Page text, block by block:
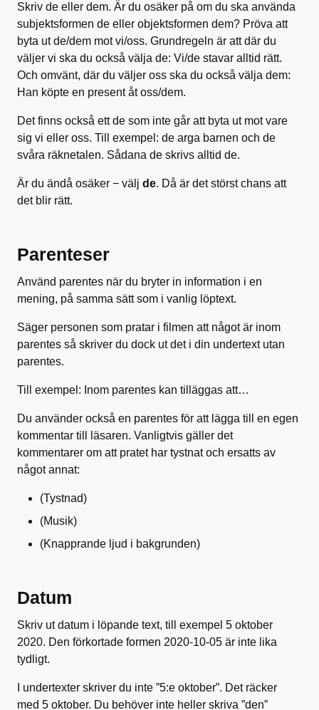
Skriv de eller dem. Är du osäker på om du ska använda
subjektsformen de eller objektsformen dem? Pröva att
byta ut de/dem mot vi/oss. Grundregeln är att där du
väljer vi ska du också välja de: Vi/de stavar alltid rätt.
Och omvänt, där du väljer oss ska du också välja dem:
Han köpte en present åt oss/dem.
Det finns också ett de som inte går att byta ut mot vare
sig vi eller oss. Till exempel: de arga barnen och de
svåra räknetalen. Sådana de skrivs alltid de.
Är du ändå osäker − välj de. Då är det störst chans att
det blir rätt.
Parenteser
Använd parentes när du bryter in information i en
mening, på samma sätt som i vanlig löptext.
Säger personen som pratar i filmen att något är inom
parentes så skriver du dock ut det i din undertext utan
parentes.
Till exempel: Inom parentes kan tilläggas att…
Du använder också en parentes för att lägga till en egen
kommentar till läsaren. Vanligtvis gäller det
kommentarer om att pratet har tystnat och ersatts av
något annat:
(Tystnad)
(Musik)
(Knapprande ljud i bakgrunden)
Datum
Skriv ut datum i löpande text, till exempel 5 oktober
2020. Den förkortade formen 2020-10-05 är inte lika
tydligt.
I undertexter skriver du inte ”5:e oktober”. Det räcker
med 5 oktober. Du behöver inte heller skriva ”den”